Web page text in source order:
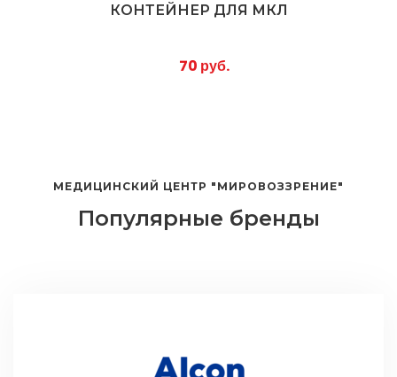
КОНТЕЙНЕР ДЛЯ МКЛ
70 руб.
МЕДИЦИНСКИЙ ЦЕНТР "МИРОВОЗЗРЕНИЕ"
Популярные бренды